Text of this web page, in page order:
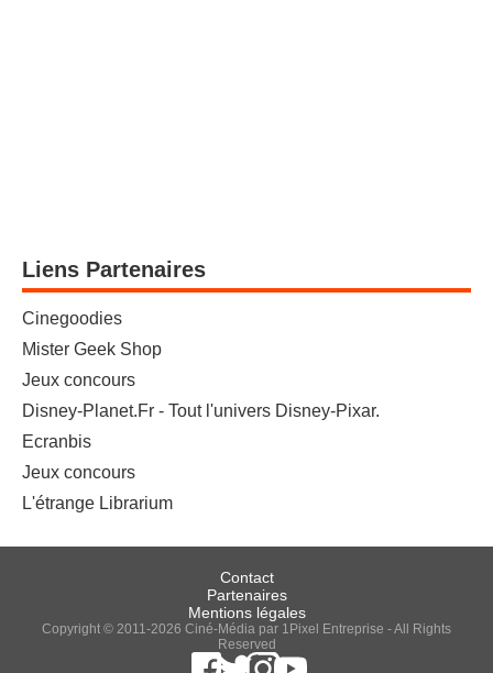
Liens Partenaires
Cinegoodies
Mister Geek Shop
Jeux concours
Disney-Planet.Fr - Tout l'univers Disney-Pixar.
Ecranbis
Jeux concours
L'étrange Librarium
Contact
Partenaires
Mentions légales
Copyright © 2011-2026 Ciné-Média par 1Pixel Entreprise - All Rights
Reserved